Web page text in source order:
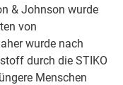
& Johnson wurde
von
wurde nach
durch die STIKO
Menschen